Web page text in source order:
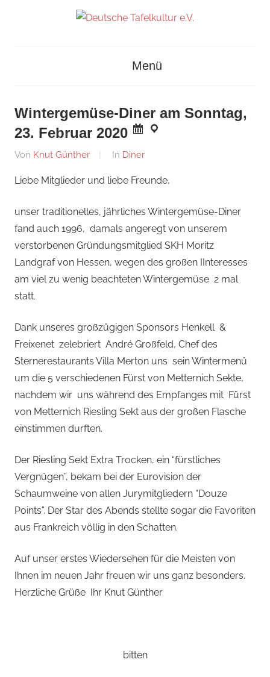
e.V.
Tafelkultur
Menü
Wintergemüse-Diner am Sonntag,
23. Februar 2020
Am
Februar
Von Knut Günther In Diner
Liebe Mitglieder und liebe Freunde,
unser traditionelles, jährliches Wintergemüse-Diner
fand auch 1996, damals angeregt von unserem
verstorbenen Gründungsmitglied SKH Moritz
Landgraf von Hessen, wegen des großen IInteresses
am viel zu wenig beachteten Wintergemüse 2 mal
statt.
Dank unseres großzügigen Sponsors Henkell &
Freixenet zelebriert André Großfeld, Chef des
Sternerestaurants Villa Merton uns sein Wintermenü
um die 5 verschiedenen Fürst von Metternich Sekte,
nachdem wir uns während des Empfanges mit Fürst
von Metternich Riesling Sekt aus der großen Flasche
einstimmen durften.
Der Riesling Sekt Extra Trocken, ein “fürstliches
Vergnügen”, bekam bei der Eurovision der
Schaumweine von allen Jurymitgliedern “Douze
Points”. Der Star des Abends stellte sogar die Favoriten
aus Frankreich völlig in den Schatten.
Auf unser erstes Wiedersehen für die Meisten von
Ihnen im neuen Jahr freuen wir uns ganz besonders.
Herzliche Grüße Ihr Knut Günther
bitten